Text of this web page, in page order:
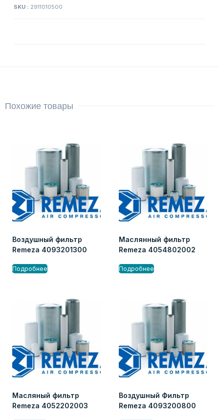
SKU : 2911010500
Похожие товары
Воздушный фильтр
Remeza 4093201300
Подробнее
Маслянный фильтр
Remeza 4054802002
Подробнее
Масляный фильтр
Remeza 4052202003
Воздушный Фильтр
Remeza 4093200800